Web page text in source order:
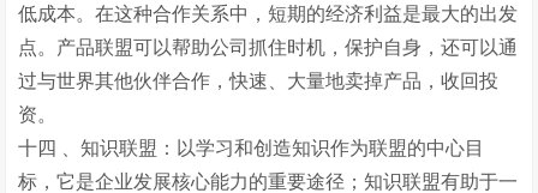
低成本。在这种合作关系中，短期的经济利益是最大的出发
点。产品联盟可以帮助公司抓住时机，保护自身，还可以通
过与世界其他伙伴合作，快速、大量地卖掉产品，收回投
资。
十四 、知识联盟：以学习和创造知识作为联盟的中心目
标，它是企业发展核心能力的重要途径；知识联盟有助于一